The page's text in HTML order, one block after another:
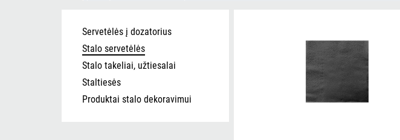
Servetėlės į dozatorius
Stalo servetėlės
Stalo takeliai, užtiesalai
Staltiesės
Produktai stalo dekoravimui